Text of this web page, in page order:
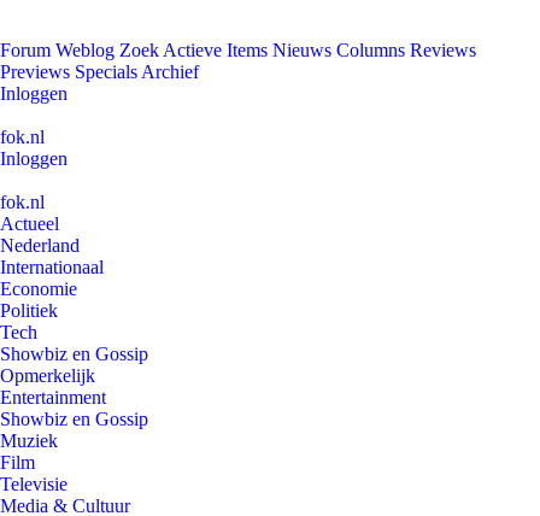
Forum Weblog Zoek Actieve Items Nieuws Columns Reviews
Previews Specials Archief
Inloggen
fok.nl
Inloggen
fok.nl
Actueel
Nederland
Internationaal
Economie
Politiek
Tech
Showbiz en Gossip
Opmerkelijk
Entertainment
Showbiz en Gossip
Muziek
Film
Televisie
Media & Cultuur